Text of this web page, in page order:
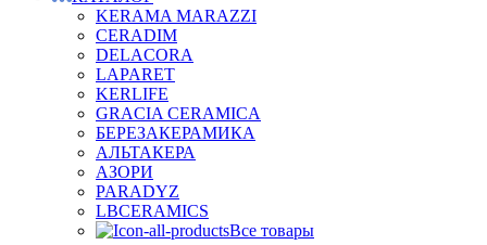
KERAMA MARAZZI
CERADIM
DELACORA
LAPARET
KERLIFE
GRACIA CERAMICA
БЕРЕЗАКЕРАМИКА
АЛЬТАКЕРА
АЗОРИ
PARADYZ
LBCERAMICS
Все товары